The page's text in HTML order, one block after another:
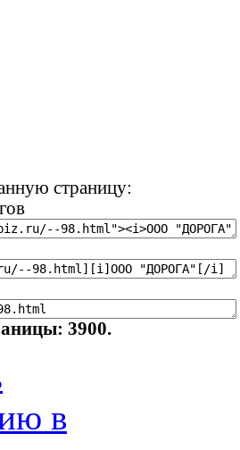
страницу:
3900.